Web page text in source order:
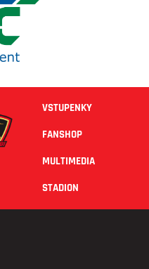
VSTUPENKY
FANSHOP
MULTIMEDIA
STADION